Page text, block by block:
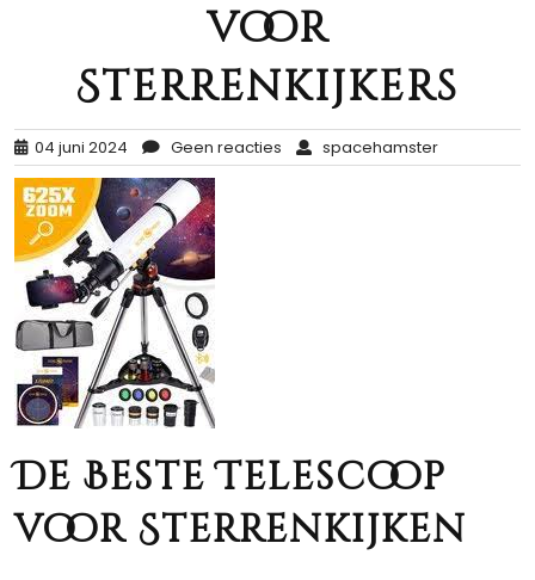
voor
Sterrenkijkers
04 juni 2024 Geen reacties spacehamster
De Beste Telescoop
voor Sterrenkijken